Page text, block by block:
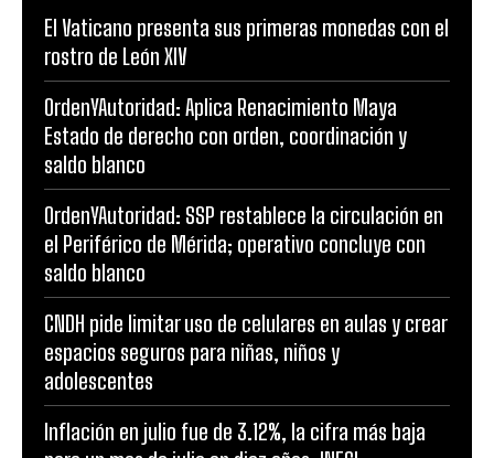
El Vaticano presenta sus primeras monedas con el
rostro de León XIV
OrdenYAutoridad: Aplica Renacimiento Maya
Estado de derecho con orden, coordinación y
saldo blanco
OrdenYAutoridad: SSP restablece la circulación en
el Periférico de Mérida; operativo concluye con
saldo blanco
CNDH pide limitar uso de celulares en aulas y crear
espacios seguros para niñas, niños y
adolescentes
Inflación en julio fue de 3.12%, la cifra más baja